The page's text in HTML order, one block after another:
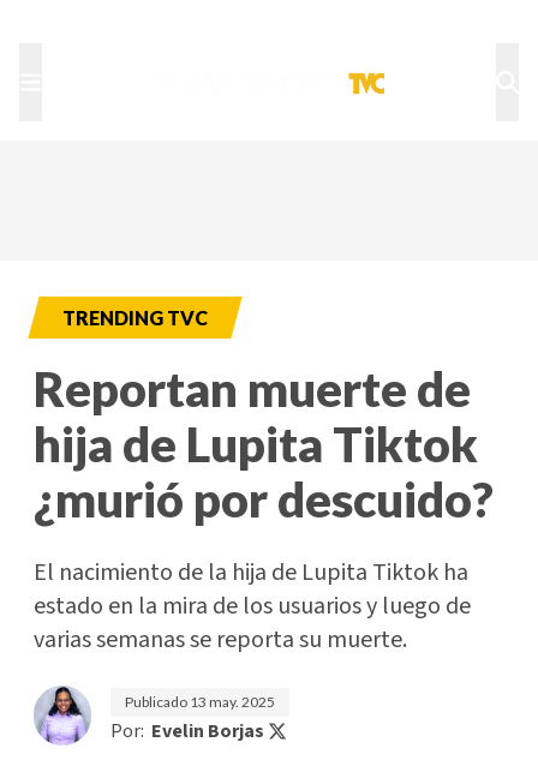
TRENDING TVC
Reportan muerte de
hija de Lupita Tiktok
¿murió por descuido?
El nacimiento de la hija de Lupita Tiktok ha
estado en la mira de los usuarios y luego de
varias semanas se reporta su muerte.
Publicado 13 may. 2025
Por: Evelin Borjas